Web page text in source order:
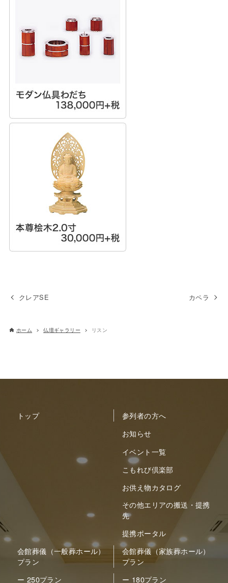
クレアSE カペラ
ホーム 仏壇ギャラリー リスン
トップ
参列者の方へ
お知らせ
イベント一覧
こもれび倶楽部
お供え物カタログ
その他エリアの搬送・提携
先
提携ポータル
会館葬儀（一般葬ホール）
プラン
ー 250プラン
会館葬儀（家族葬ホール）
プラン
ー 180プラン